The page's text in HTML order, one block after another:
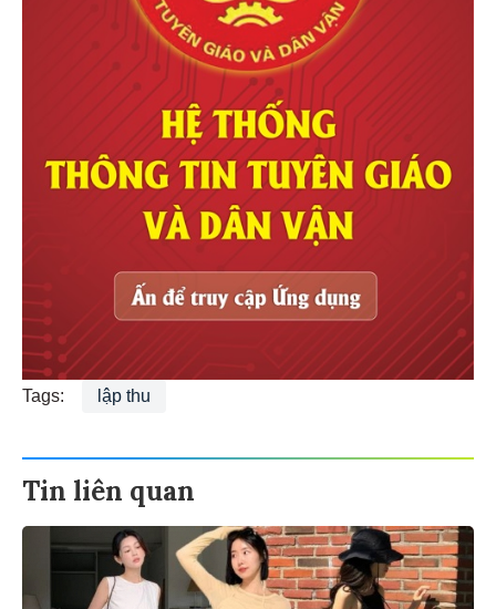
Tags: lập thu
Tin liên quan